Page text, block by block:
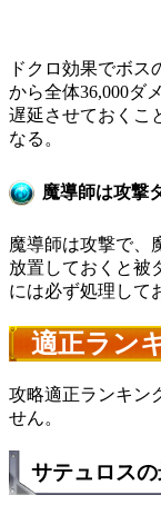
ドクロ効果でボス
から全体36,000ダ
遅延させておくこ
なる。
魔導師は攻撃
魔導師は攻撃で、
放置しておくと被
には必ず処理して
適正ラン
攻略適正ランキン
せん。
サテュロス